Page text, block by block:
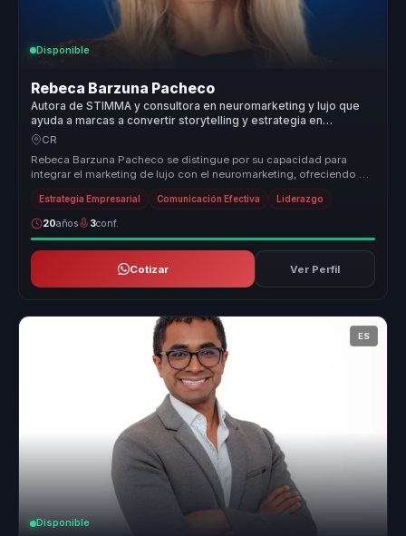
Disponible
Rebeca Barzuna Pacheco
Autora de STIMMA y consultora en neuromarketing y lujo que
ayuda a marcas a convertir storytelling y estrategia en
posicionamiento y ventaja competitiva.
CR
Rebeca Barzuna Pacheco se distingue por su capacidad para
integrar el marketing de lujo con el neuromarketing, ofreciendo un
enfoque únic...
Estrategia Empresarial Comunicación Efectiva Liderazgo
20años 3conf.
Cotizar Ver Perfil
ES
Disponible